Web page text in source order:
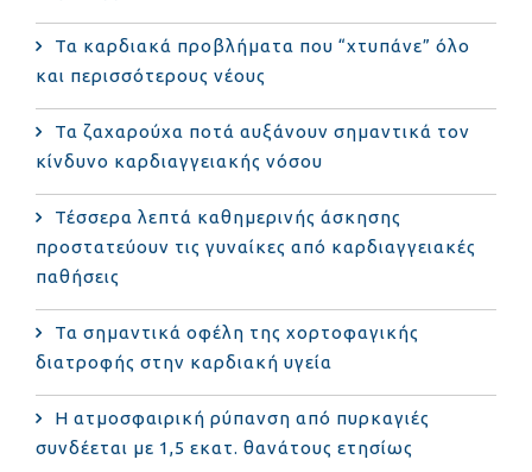
Τα καρδιακά προβλήματα που “χτυπάνε” όλο
και περισσότερους νέους
Τα ζαχαρούχα ποτά αυξάνουν σημαντικά τον
κίνδυνο καρδιαγγειακής νόσου
Τέσσερα λεπτά καθημερινής άσκησης
προστατεύουν τις γυναίκες από καρδιαγγειακές
παθήσεις
Τα σημαντικά οφέλη της χορτοφαγικής
διατροφής στην καρδιακή υγεία
Η ατμοσφαιρική ρύπανση από πυρκαγιές
συνδέεται με 1,5 εκατ. θανάτους ετησίως